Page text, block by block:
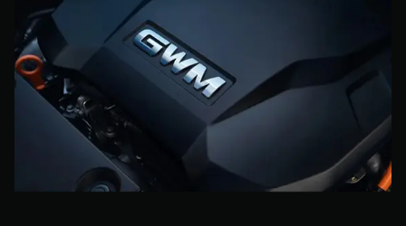
Масштаб возможностей
WEY 80
Масштаб